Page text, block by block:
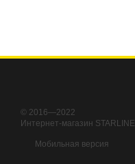
© 2016—2022
Интернет-магазин STARLINE
Мобильная версия